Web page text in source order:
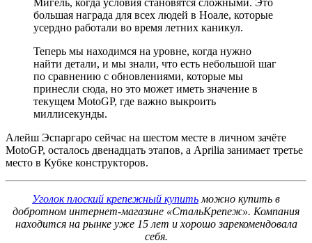
большая награда для всех людей в Ноале, которые
усердно работали во время летних каникул.
Теперь мы находимся на уровне, когда нужно
найти детали, и мы знали, что есть небольшой шаг
по сравнению с обновлениями, которые мы
принесли сюда, но это может иметь значение в
текущем MotoGP, где важно выкроить
миллисекунды.
Алейш Эспаргаро сейчас на шестом месте в личном зачёте
MotoGP, осталось двенадцать этапов, а Aprilia занимает третье
место в Кубке конструкторов.
Уголок плоский крепежный купить можно купить в
добротном интернет-магазине «СтальКрепеж». Компания
находится на рынке уже 15 лет и хорошо зарекомендовала
себя.